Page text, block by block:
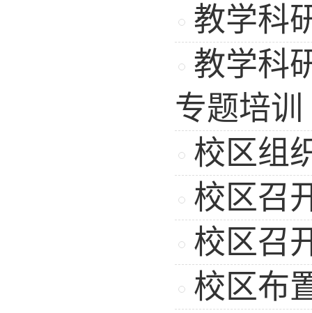
教学科
教学科
专题培训
校区组
校区召
校区召
校区布